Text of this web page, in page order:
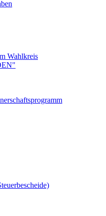
Wahlkreis